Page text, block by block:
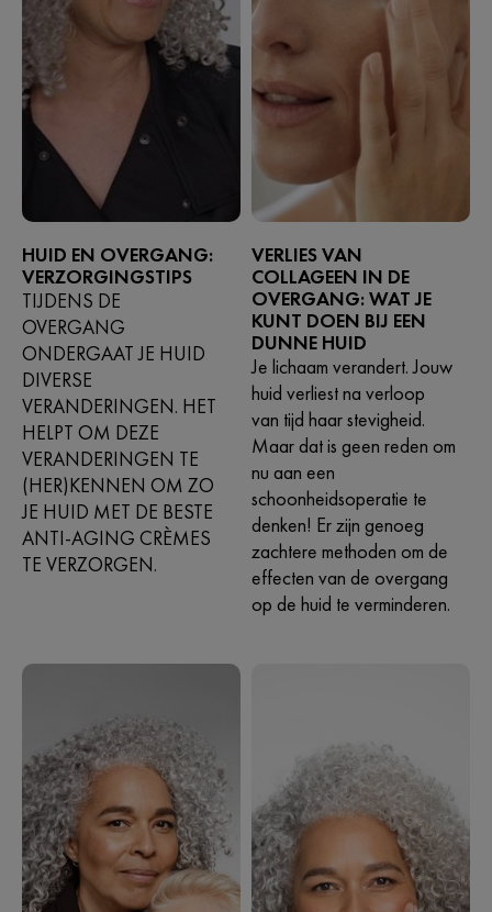
HUID EN OVERGANG:
VERZORGINGSTIPS
TIJDENS DE
OVERGANG
ONDERGAAT JE HUID
DIVERSE
VERANDERINGEN. HET
HELPT OM DEZE
VERANDERINGEN TE
(HER)KENNEN OM ZO
JE HUID MET DE BESTE
ANTI-AGING CRÈMES
TE VERZORGEN.
VERLIES VAN
COLLAGEEN IN DE
OVERGANG: WAT JE
KUNT DOEN BIJ EEN
DUNNE HUID
Je lichaam verandert. Jouw
huid verliest na verloop
van tijd haar stevigheid.
Maar dat is geen reden om
nu aan een
schoonheidsoperatie te
denken! Er zijn genoeg
zachtere methoden om de
effecten van de overgang
op de huid te verminderen.